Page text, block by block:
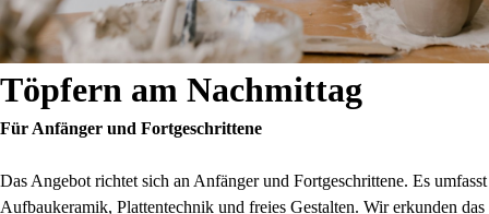
Töpfern am Nachmittag
Für Anfänger und Fortgeschrittene
Das Angebot richtet sich an Anfänger und Fortgeschrittene. Es umfasst
Aufbaukeramik, Plattentechnik und freies Gestalten. Wir erkunden das